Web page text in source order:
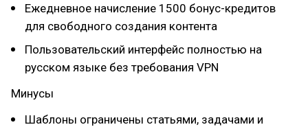
Ежедневное начисление 1500 бонус-кредитов
для свободного создания контента
Пользовательский интерфейс полностью на
русском языке без требования VPN
Минусы
Шаблоны ограничены статьями, задачами и